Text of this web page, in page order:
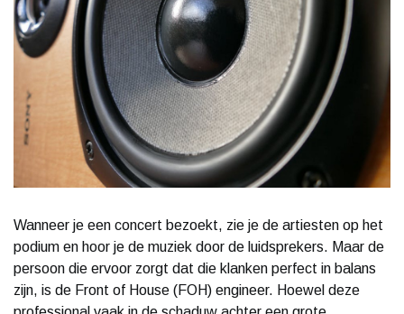
Wanneer je een concert bezoekt, zie je de artiesten op het
podium en hoor je de muziek door de luidsprekers. Maar de
persoon die ervoor zorgt dat die klanken perfect in balans
zijn, is de Front of House (FOH) engineer. Hoewel deze